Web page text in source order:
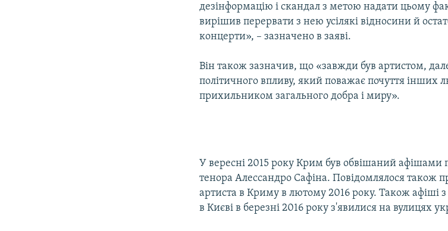
дезінформацію і скандал з метою надати цьому
вирішив перервати з нею усілякі відносини й
концерти», – зазначено в заяві.
Він також зазначив, що «завжди був артистом,
політичного впливу, який поважає почуття інших
прихильником загального добра і миру».
У вересні 2015 року Крим був обвішаний афішами
тенора Алессандро Сафіна. Повідомлялося також
артиста в Криму в лютому 2016 року. Також афіші
в Києві в березні 2016 року з'явилися на вулицях